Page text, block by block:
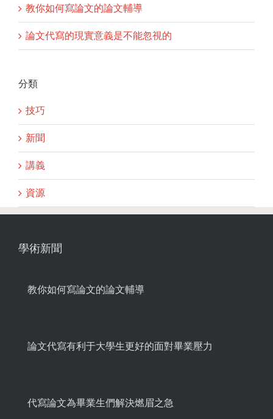
教你如何寫論文的論文輔導
論文代寫的現實意義是不能忽視的
分類
技巧
新聞
講義
資源
學術新聞
教你如何寫論文的論文輔導
論文代寫有利于大學生更好的面對畢業壓力
代寫論文為畢業生們解決燃眉之急